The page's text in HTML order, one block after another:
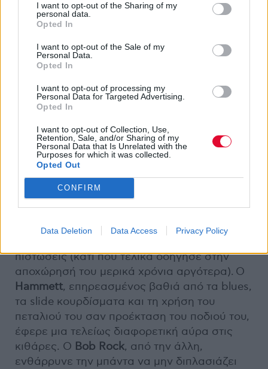
I want to opt-out of the Sharing of my
personal data.
Opted In
I want to opt-out of the Sale of my
Personal Data.
Opted In
I want to opt-out of processing my
Personal Data for Targeted Advertising.
Opted In
I want to opt-out of Collection, Use,
Retention, Sale, and/or Sharing of my
Personal Data that Is Unrelated with the
Purposes for which it was collected.
Opted Out
CONFIRM
Data Deletion Data Access Privacy Policy
δουλειάς και η πίεση του χρόνου για τη μίξη
τόσων κομματιών τους οδήγησαν στην
απόφαση να κυκλοφορήσουν τα πρώτα 14
τραγούδια το 1996 ως
έτσι όμως, τοLoad είναι ένας τεράστιος σε
διάρκεια δίσκος, αγγίζοντας τα 79 λεπτά (το
την εποχή).
Στο παρασκήνιο, οι ισορροπίες είχαν
αλλάξει. ΟKirk Hammettκαι οJason
Newstedείχαν μεγαλύτερη ελευθερία
συμμετοχής, αν και οNewstedσυνέχιζε να
νιώθει παραγκωνισμένος από το δίδυμο
πιστώσεις (κάτι που τελικά οδήγησε στην
αποχώρησή του μερικά χρόνια αργότερα). Ο
Hammett, επηρεασμένος βαθιά από τα blues,
τα slide κουρδίσματα και τη χρήση του
πεταλιού του σαν προέκταση του ποδιού του,
έφερε μια τελείως διαφορετική αύρα στις
κιθάρες. Ο Bob Rock, από την άλλη,
ενθάρρυνε την μπάντα να μην διπλασιάζει